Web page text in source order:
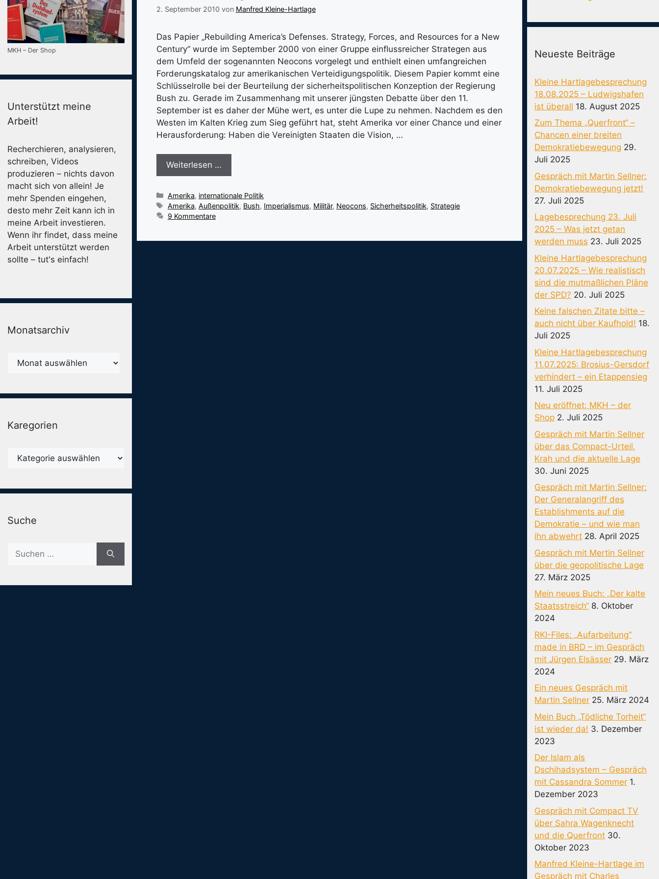
2. September 2010 von Manfred Kleine-Hartlage
Das Papier „Rebuilding America’s Defenses. Strategy, Forces, and Resources for a New
Century“ wurde im September 2000 von einer Gruppe einflussreicher Strategen aus
dem Umfeld der sogenannten Neocons vorgelegt und enthielt einen umfangreichen
Forderungskatalog zur amerikanischen Verteidigungspolitik. Diesem Papier kommt eine
Schlüsselrolle bei der Beurteilung der sicherheitspolitischen Konzeption der Regierung
Bush zu. Gerade im Zusammenhang mit unserer jüngsten Debatte über den 11.
September ist es daher der Mühe wert, es unter die Lupe zu nehmen. Nachdem es den
Westen im Kalten Krieg zum Sieg geführt hat, steht Amerika vor einer Chance und einer
Herausforderung: Haben die Vereinigten Staaten die Vision, …
Weiterlesen …
Kategorien
Amerika, internationale Politik
Schlagwörter
Amerika, Außenpolitik, Bush, Imperialismus, Militär, Neocons, Sicherheitspolitik, Strategie
9 Kommentare
MKH – Der Shop
Unterstützt meine
Arbeit!
Recherchieren, analysieren,
schreiben, Videos
produzieren – nichts davon
macht sich von allein! Je
mehr Spenden eingehen,
desto mehr Zeit kann ich in
meine Arbeit investieren.
Wenn ihr findet, dass meine
Arbeit unterstützt werden
sollte – tut's einfach!
Monatsarchiv
Monatsarchiv
Karegorien
Karegorien
Suche
nach:
Neueste Beiträge
Kleine Hartlagebesprechung
18.08.2025 – Ludwigshafen
ist überall 18. August 2025
Zum Thema „Querfront“ –
Chancen einer breiten
Demokratiebewegung 29.
Juli 2025
Gespräch mit Martin Sellner:
Demokratiebewegung jetzt!
27. Juli 2025
Lagebesprechung 23. Juli
2025 – Was jetzt getan
werden muss 23. Juli 2025
Kleine Hartlagebesprechung
20.07.2025 – Wie realistisch
sind die mutmaßlichen Pläne
der SPD? 20. Juli 2025
Keine falschen Zitate bitte –
auch nicht über Kaufhold! 18.
Juli 2025
Kleine Hartlagebesprechung
11.07.2025: Brosius-Gersdorf
verhindert – ein Etappensieg
11. Juli 2025
Neu eröffnet: MKH – der
Shop 2. Juli 2025
Gespräch mit Martin Sellner
über das Compact-Urteil,
Krah und die aktuelle Lage
30. Juni 2025
Gespräch mit Martin Sellner:
Der Generalangriff des
Establishments auf die
Demokratie – und wie man
ihn abwehrt 28. April 2025
Gespräch mit Mertin Sellner
über die geopolitische Lage
27. März 2025
Mein neues Buch: „Der kalte
Staatsstreich“ 8. Oktober
2024
RKI-Files: „Aufarbeitung“
made in BRD – im Gespräch
mit Jürgen Elsässer 29. März
2024
Ein neues Gespräch mit
Martin Sellner 25. März 2024
Mein Buch „Tödliche Torheit“
ist wieder da! 3. Dezember
2023
Der Islam als
Dschihadsystem – Gespräch
mit Cassandra Sommer 1.
Dezember 2023
Gespräch mit Compact TV
über Sahra Wagenknecht
und die Querfront 30.
Oktober 2023
Manfred Kleine-Hartlage im
Gespräch mit Charles